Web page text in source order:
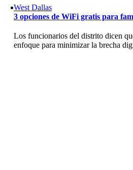
West Dallas
3 opciones de WiFi gratis para
Los funcionarios del distrito dicen
enfoque para minimizar la brecha